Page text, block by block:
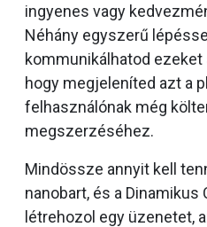
ingyenes vagy
Néhány egyszerű
kommunikálhatod ezeket
hogy megjeleníted azt a
felhasználónak még
megszerzéséhez.
Mindössze annyit kell
nanobart, és a Dinamikus
létrehozol egy üzenetet,